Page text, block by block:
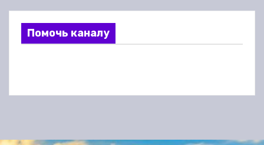
Помочь каналу